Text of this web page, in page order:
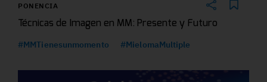
PONENCIA
Técnicas de Imagen en MM: Presente y Futuro
#MMTienesunmomento #MielomaMultiple